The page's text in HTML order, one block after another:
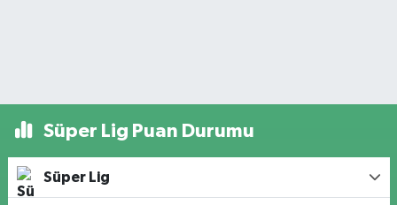
Süper Lig Puan Durumu
Süper Lig